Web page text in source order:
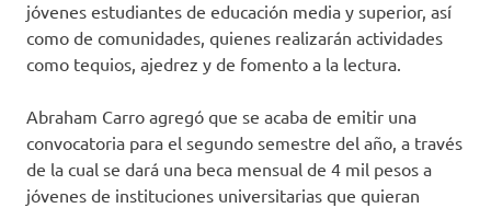
jóvenes estudiantes de educación media y superior, así
como de comunidades, quienes realizarán actividades
como tequios, ajedrez y de fomento a la lectura.
Abraham Carro agregó que se acaba de emitir una
convocatoria para el segundo semestre del año, a través
de la cual se dará una beca mensual de 4 mil pesos a
jóvenes de instituciones universitarias que quieran